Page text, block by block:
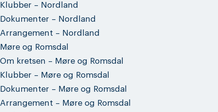
Klubber – Nordland
Dokumenter – Nordland
Arrangement – Nordland
Møre og Romsdal
Om kretsen – Møre og Romsdal
Klubber – Møre og Romsdal
Dokumenter – Møre og Romsdal
Arrangement – Møre og Romsdal